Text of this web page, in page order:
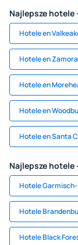
Najlepsze hotele
Hotele en
Hotele en Zamora
Hotele en
Hotele en
Hotele en Santa
Najlepsze hotele
Hotele
Hotele
Hotele Black